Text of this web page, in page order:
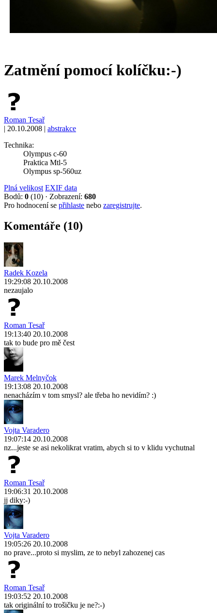
Zatmění pomocí kolíčku:-)
Roman Tesař
| 20.10.2008 | abstrakce
Technika:
Olympus c-60
Praktica Mtl-5
Olympus sp-560uz
Plná velikost EXIF data
Bodů: 0 (10) · Zobrazení: 680
Pro hodnocení se přihlaste nebo zaregistrujte.
Komentáře (10)
Radek Kozela
19:29:08 20.10.2008
nezaujalo
Roman Tesař
19:13:40 20.10.2008
tak to bude pro mě čest
Marek Melnyčok
19:13:08 20.10.2008
nenacházím v tom smysl? ale třeba ho nevidím? :)
Vojta Varadero
19:07:14 20.10.2008
nz...jeste se asi nekolikrat vratim, abych si to v klidu vychutnal
Roman Tesař
19:06:31 20.10.2008
jj diky:-)
Vojta Varadero
19:05:26 20.10.2008
no prave...proto si myslim, ze to nebyl zahozenej cas
Roman Tesař
19:03:52 20.10.2008
tak originální to trošičku je ne?:-)